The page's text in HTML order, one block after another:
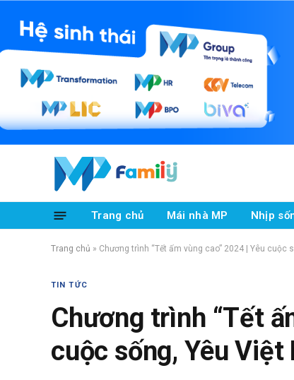
Trang chủ Mái nhà MP Nhịp
Trang chủ » Chương trình “Tết ấm vùng cao” 2024 | Yêu cuộc
TIN TỨC
Chương trình “Tết
cuộc sống, Yêu Việt